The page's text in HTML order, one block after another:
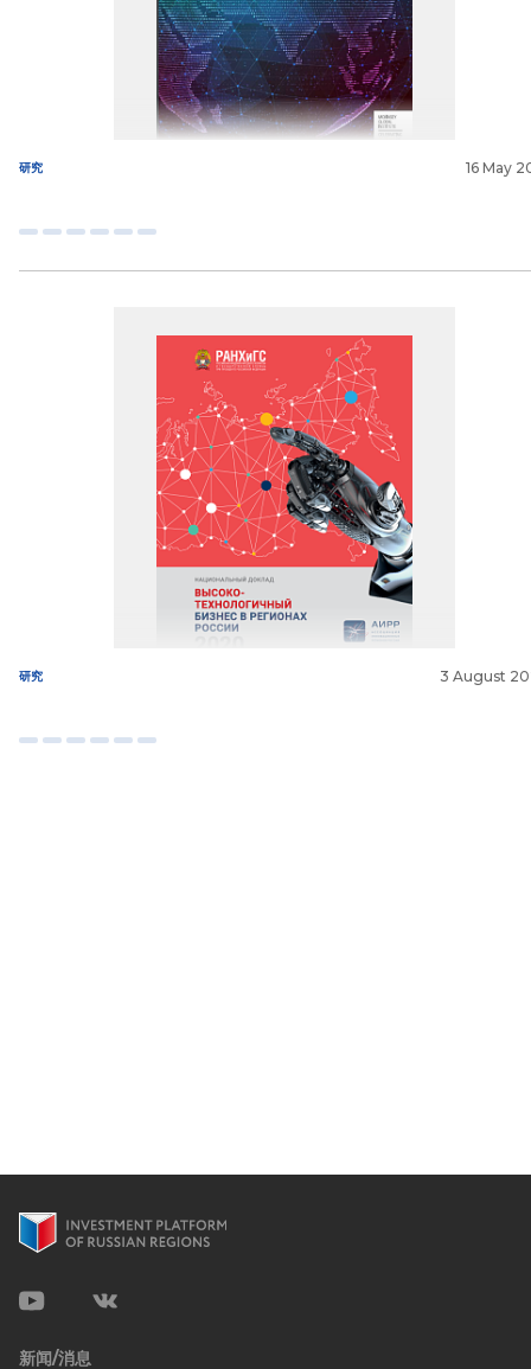
研究 16 May
研究 3 August
新闻/消息